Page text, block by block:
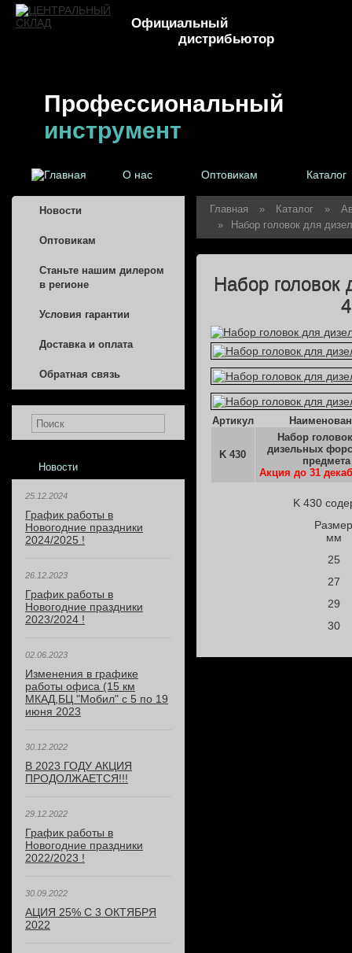
Официальный
дистрибьютор
Профессиональный
инструмент
О нас Оптовикам Каталог
Новости
Оптовикам
Станьте нашим дилером
в регионе
Условия гарантии
Доставка и оплата
Обратная связь
Новости
25.12.2024
График работы в
Новогодние праздники
2024/2025 !
26.12.2023
График работы в
Новогодние праздники
2023/2024 !
02.06.2023
Изменения в графике
работы офиса (15 км
МКАД,БЦ "Мобил" с 5 по 19
июня 2023
30.12.2022
В 2023 ГОДУ АКЦИЯ
ПРОДОЛЖАЕТСЯ!!!
29.12.2022
График работы в
Новогодние праздники
2022/2023 !
30.09.2022
АЦИЯ 25% С 3 ОКТЯБРЯ
2022
Главная » Каталог »
»
Набор головок для
Набор
Артикул
K 430
Набор
дизельных
предмета
Акция до 31
K 430
мм
25
27
29
30